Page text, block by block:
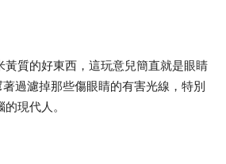
黃質的好東西，這玩意兒簡直就是眼睛
過濾掉那些傷眼睛的有害光線，特別
現代人。